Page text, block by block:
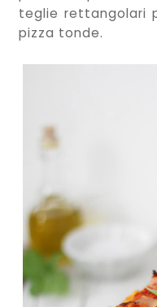
teglie rettangolari
pizza tonde.